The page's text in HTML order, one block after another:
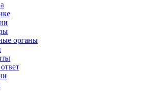
органы